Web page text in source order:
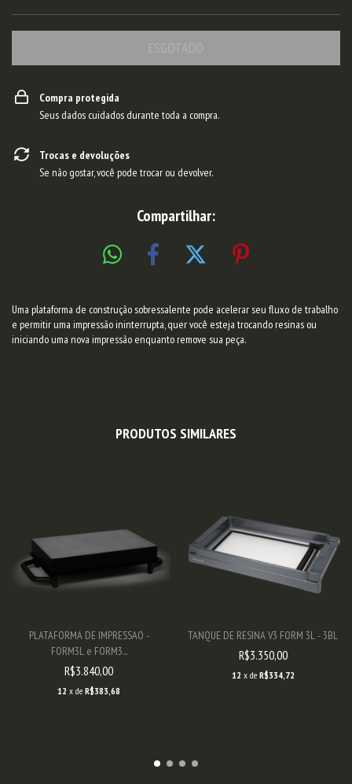
Compra protegida
Seus dados cuidados durante toda a compra.
Trocas e devoluções
Se não gostar, você pode trocar ou devolver.
Compartilhar:
Uma plataforma de construção sobressalente pode acelerar seu fluxo de trabalho
e permitir uma impressão ininterrupta, quer você esteja trocando resinas ou
iniciando uma nova impressão enquanto remove sua peça.
PRODUTOS SIMILARES
PLATAFORMA DE IMPRESSAO -
FORM3L e FORM3...
R$3.840,00
12 x deR$383,68
TANQUE DE RESINA V3 FORM 3L - 3BL
R$3.350,00
12 x de R$334,72